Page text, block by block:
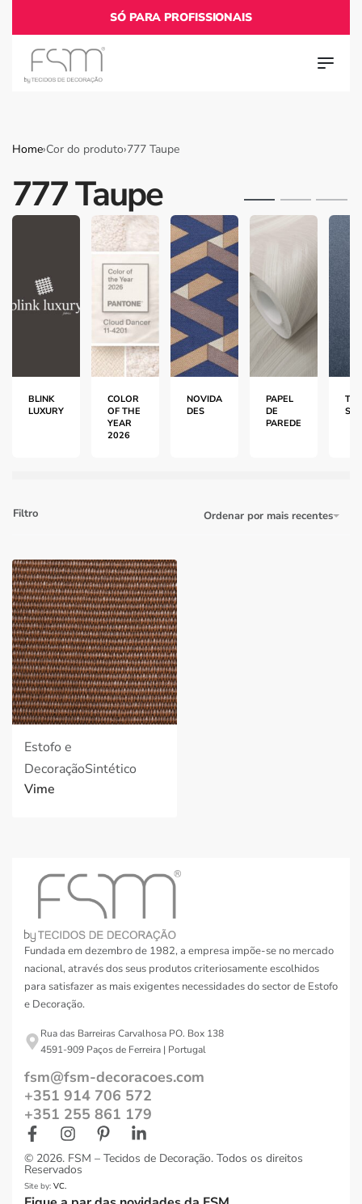
SÓ PARA PROFISSIONAIS
Home›Cor do produto›777 Taupe
777 Taupe
BLINK
LUXURY
COLOR
OF THE
YEAR
2026
NOVIDA
DES
PAPEL
DE
PAREDE
S
Ordenar por mais recentes
Filtro
Estofo e
DecoraçãoSintético
Vime
Fundada em dezembro de 1982, a empresa impõe-se no mercado
nacional, através dos seus produtos criteriosamente escolhidos
para satisfazer as mais exigentes necessidades do sector de Estofo
e Decoração.
Rua das Barreiras Carvalhosa PO. Box 138
4591-909 Paços de Ferreira | Portugal
fsm@fsm-decoracoes.com
+351 914 706 572
+351 255 861 179
© 2026. FSM – Tecidos de Decoração. Todos os direitos
Reservados
Site by: VC.